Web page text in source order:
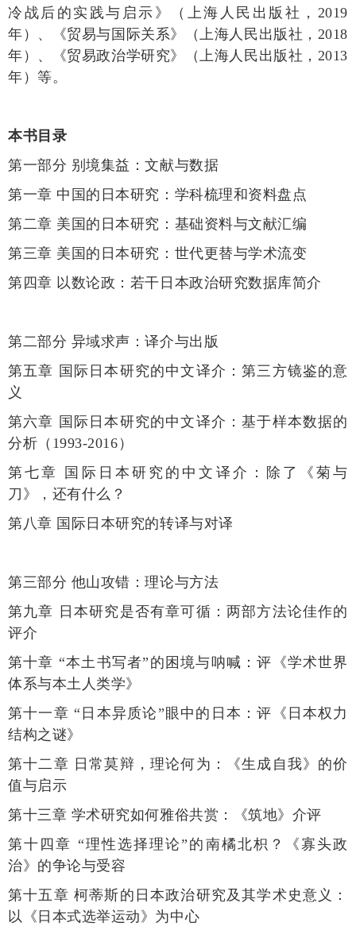
冷战后的实践与启示》（上海人民出版社，2019
年）、《贸易与国际关系》（上海人民出版社，2018
年）、《贸易政治学研究》（上海人民出版社，2013
年）等。
本书目录
第一部分 别境集益：文献与数据
第一章 中国的日本研究：学科梳理和资料盘点
第二章 美国的日本研究：基础资料与文献汇编
第三章 美国的日本研究：世代更替与学术流变
第四章 以数论政：若干日本政治研究数据库简介
第二部分 异域求声：译介与出版
第五章 国际日本研究的中文译介：第三方镜鉴的意
义
第六章 国际日本研究的中文译介：基于样本数据的
分析（1993-2016）
第七章 国际日本研究的中文译介：除了《菊与
刀》，还有什么？
第八章 国际日本研究的转译与对译
第三部分 他山攻错：理论与方法
第九章 日本研究是否有章可循：两部方法论佳作的
评介
第十章 “本土书写者”的困境与呐喊：评《学术世界
体系与本土人类学》
第十一章 “日本异质论”眼中的日本：评《日本权力
结构之谜》
第十二章 日常莫辩，理论何为：《生成自我》的价
值与启示
第十三章 学术研究如何雅俗共赏：
《筑地》介评
第十四章 “理性选择理论”的南橘北枳？《寡头政
治》的争论与受容
第十五章 柯蒂斯的日本政治研究及其学术史意义：
以《日本式选举运动》为中心